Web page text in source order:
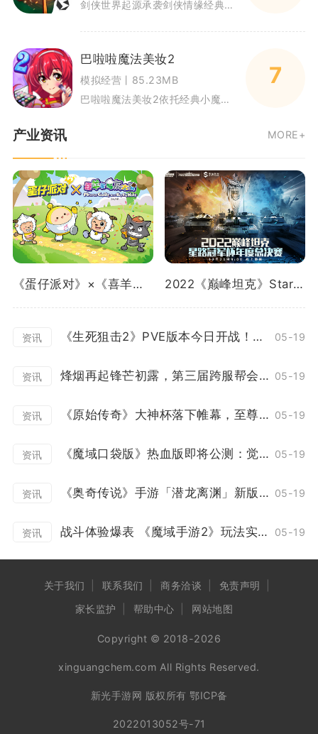
剑侠世界起源承袭剑侠情缘经典武侠IP，以南宋江湖为背景还原端游经典江湖风貌，打造可移动端游玩的武侠MMORPG。游戏保留
巴啦啦魔法美妆2
模拟经营丨85.23MB
巴啦啦魔法美妆2依托经典小魔仙IP打造美妆装扮玩法，相比前作完成内容全面升级。玩家将跟随美琪、美雪、小蓝等角色参与国际美
7
产业资讯 MORE+
《蛋仔派对》×《喜羊羊与灰太狼》重磅联动曝光！ 2022《巅峰坦克》Star Road星路冠军杯总决赛12.24开启！
资讯 《生死狙击2》PVE版本今日开战！花式协作冒险 05-19
资讯 烽烟再起锋芒初露，第三届跨服帮会联赛正式打响！ 05-19
资讯 《原始传奇》大神杯落下帷幕，至尊战队上演百战不灭！ 05-19
资讯 《魔域口袋版》热血版即将公测：觉醒突破赛事升级 欧皇大奖等你来领！ 05-19
资讯 《奥奇传说》手游「潜龙离渊」新版本12月23日开启 05-19
资讯 战斗体验爆表 《魔域手游2》玩法实机演示泄露 05-19
关于我们 联系我们 商务洽谈
免责声明
家长监护
帮助中心 网站地图
Copyright © 2018-2026
xinguangchem.com All Rights Reserved.
新光手游网 版权所有 鄂ICP备
2022013052号-71